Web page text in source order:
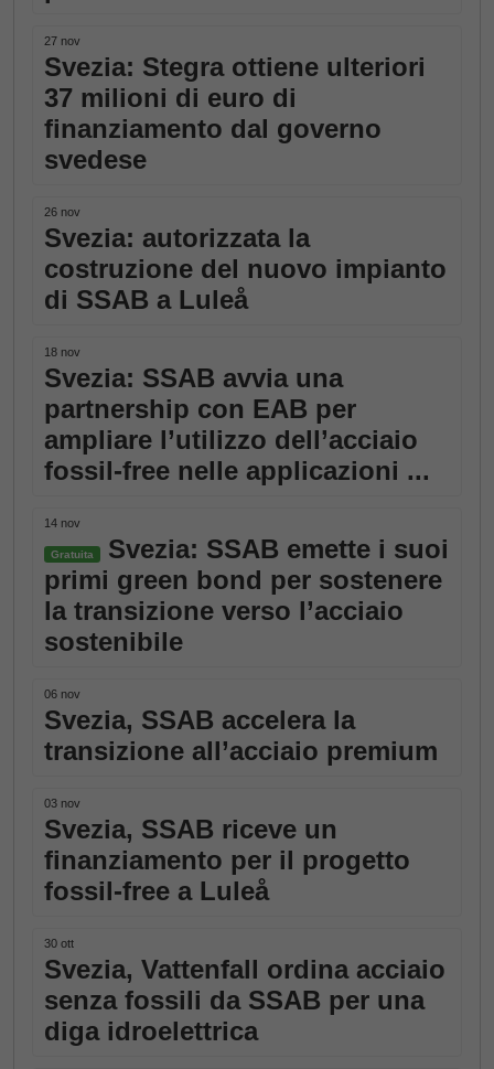
27 nov
Svezia: Stegra ottiene ulteriori
37 milioni di euro di
finanziamento dal governo
svedese
26 nov
Svezia: autorizzata la
costruzione del nuovo impianto
di SSAB a Luleå
18 nov
Svezia: SSAB avvia una
partnership con EAB per
ampliare l’utilizzo dell’acciaio
fossil-free nelle applicazioni ...
14 nov
Gratuita
Svezia: SSAB emette i suoi
primi green bond per sostenere
la transizione verso l’acciaio
sostenibile
06 nov
Svezia, SSAB accelera la
transizione all’acciaio premium
03 nov
Svezia, SSAB riceve un
finanziamento per il progetto
fossil-free a Luleå
30 ott
Svezia, Vattenfall ordina acciaio
senza fossili da SSAB per una
diga idroelettrica